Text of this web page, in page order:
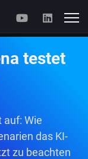
testet
auf: Wie
das KI-
zu beachten